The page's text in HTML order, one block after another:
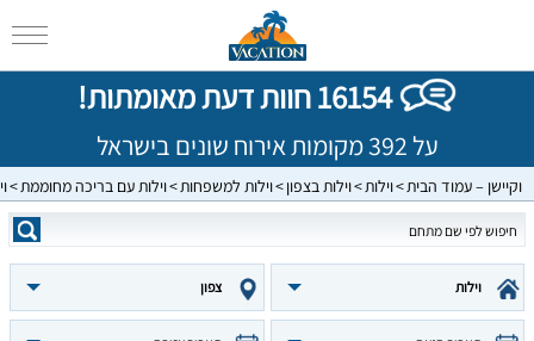
16154 חוות דעת מאומתות!
על 392 מקומות אירוח שונים בישראל
וקיישן – עמוד הבית וילות וילות בצפון וילות למשפחות וילות עם בריכה מחוממת
וילות צפון